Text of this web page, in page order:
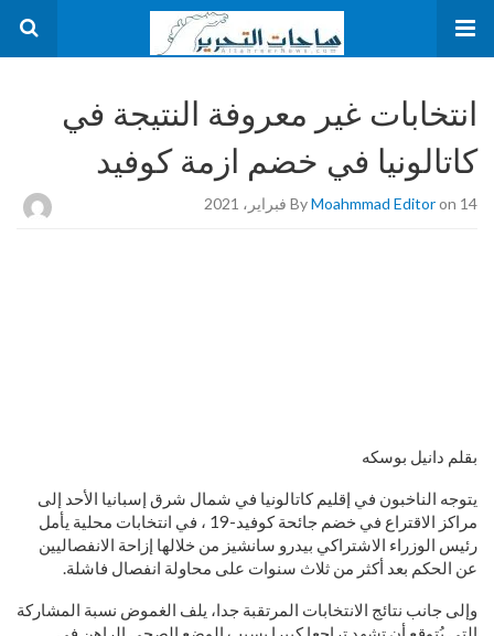
انتخابات غير معروفة النتيجة في
كاتالونيا في خضم ازمة كوفيد
ByMoahmmad Editoron 14 فبراير، 2021
بقلم دانيل بوسكه
يتوجه الناخبون في إقليم كاتالونيا في شمال شرق إسبانيا الأحد إلى
مراكز الاقتراع في خضم جائحة كوفيد-19 ، في انتخابات محلية يأمل
رئيس الوزراء الاشتراكي بيدرو سانشيز من خلالها إزاحة الانفصاليين
عن الحكم بعد أكثر من ثلاث سنوات على محاولة انفصال فاشلة.
وإلى جانب نتائج الانتخابات المرتقبة جدا، يلف الغموض نسبة المشاركة